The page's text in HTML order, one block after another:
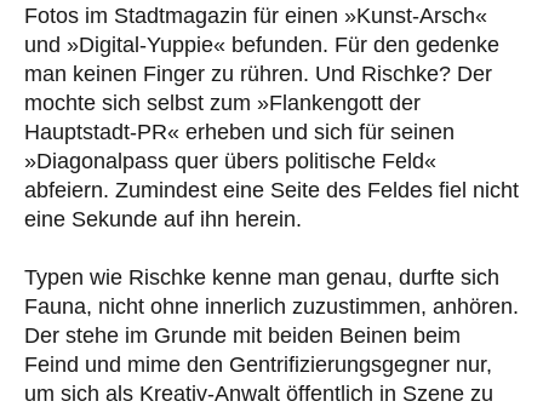
Fotos im Stadtmagazin für einen »Kunst-Arsch«
und »Digital-Yuppie« befunden. Für den gedenke
man keinen Finger zu rühren. Und Rischke? Der
mochte sich selbst zum »Flankengott der
Hauptstadt-PR« erheben und sich für seinen
»Diagonalpass quer übers politische Feld«
abfeiern. Zumindest eine Seite des Feldes fiel nicht
eine Sekunde auf ihn herein.
Typen wie Rischke kenne man genau, durfte sich
Fauna, nicht ohne innerlich zuzustimmen, anhören.
Der stehe im Grunde mit beiden Beinen beim
Feind und mime den Gentrifizierungsgegner nur,
um sich als Kreativ-Anwalt öffentlich in Szene zu